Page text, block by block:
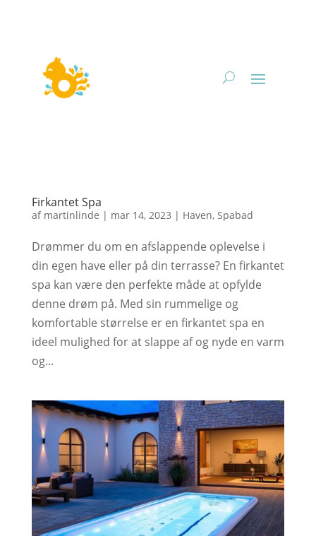
Firkantet Spa
af martinlinde | mar 14, 2023 | Haven, Spabad
Drømmer du om en afslappende oplevelse i
din egen have eller på din terrasse? En firkantet
spa kan være den perfekte måde at opfylde
denne drøm på. Med sin rummelige og
komfortable størrelse er en firkantet spa en
ideel mulighed for at slappe af og nyde en varm
og...